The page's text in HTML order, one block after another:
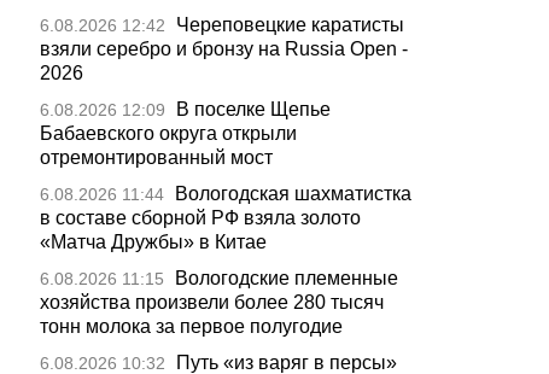
6.08.2026 12:42
Череповецкие каратисты
взяли серебро и бронзу на Russia Open -
2026
6.08.2026 12:09
В поселке Щепье
Бабаевского округа открыли
отремонтированный мост
6.08.2026 11:44
Вологодская шахматистка
в составе сборной РФ взяла золото
«Матча Дружбы» в Китае
6.08.2026 11:15
Вологодские племенные
хозяйства произвели более 280 тысяч
тонн молока за первое полугодие
6.08.2026 10:32
Путь «из варяг в персы»